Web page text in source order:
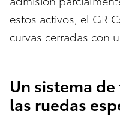
estos activos, el GR
curvas cerradas con
Un sistema
las ruedas